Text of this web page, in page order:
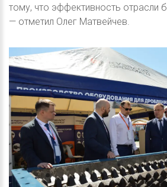
тому, что эффективность отрасли
— отметил Олег Матвейчев.